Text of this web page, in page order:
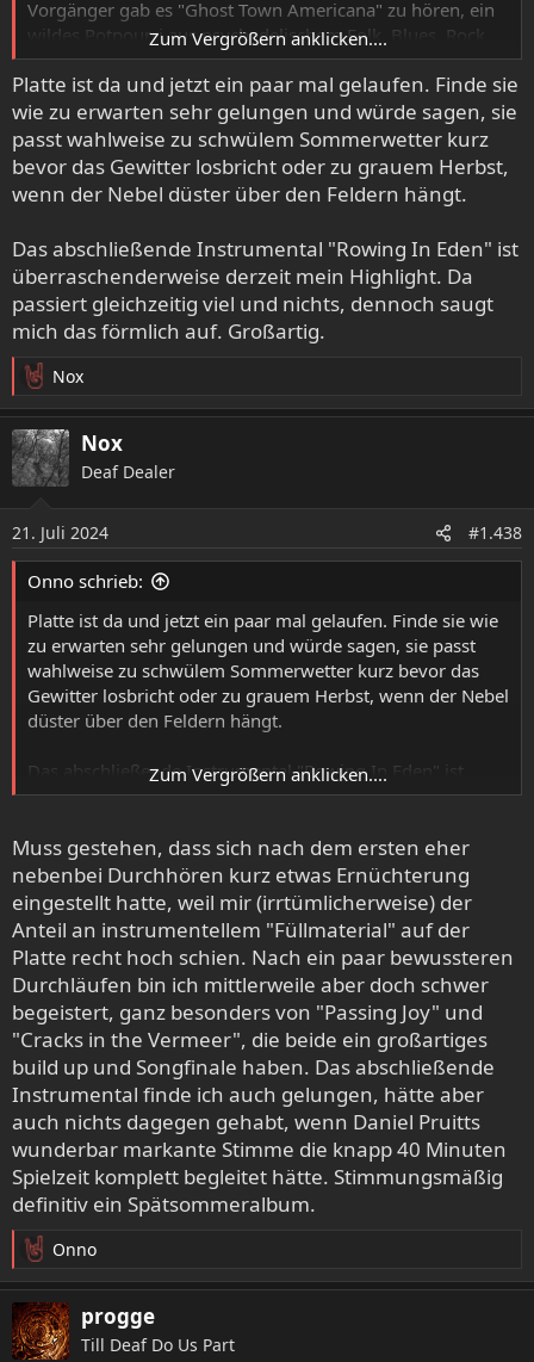
Vorgänger gab es "Ghost Town Americana" zu hören, ein
wildes Potpourri aus psychedelischem Folk, Blues, Rock,
einer Prise Drone und Alt-Country mit wunderbaren
Violinenparts und einer sehr starken Stimme. Nicht weit
weg von Künstlern wie David Eugene Edwards, Emma
Ruth Rundle, The Dead South oder eben auch Nick Cave &
Warren Ellis. Der Vorabsong macht jedenfalls schon Lust
auf mehr:
- YouTube
Auf YouTube findest du die angesagtesten Videos und
Tracks. Außerdem kannst du eigene Inhalte hochladen
und mit Freunden oder gleich der ganzen Welt teilen.
Bandcamp:
Holus Bolus, by Lord Buffalo
7 track album
Zum Vergrößern anklicken....
Platte ist da und jetzt ein paar mal gelaufen. Finde sie
wie zu erwarten sehr gelungen und würde sagen, sie
passt wahlweise zu schwülem Sommerwetter kurz
bevor das Gewitter losbricht oder zu grauem Herbst,
wenn der Nebel düster über den Feldern hängt.
Das abschließende Instrumental "Rowing In Eden" ist
überraschenderweise derzeit mein Highlight. Da
passiert gleichzeitig viel und nichts, dennoch saugt
mich das förmlich auf. Großartig.
R
e
a
k
t
n
e
n
Nox
Nox
Deaf Dealer
21. Juli 2024 #1.438
Onno schrieb:
Platte ist da und jetzt ein paar mal gelaufen. Finde sie wie
zu erwarten sehr gelungen und würde sagen, sie passt
wahlweise zu schwülem Sommerwetter kurz bevor das
Gewitter losbricht oder zu grauem Herbst, wenn der Nebel
düster über den Feldern hängt.
Das abschließende Instrumental "Rowing In Eden" ist
überraschenderweise derzeit mein Highlight. Da passiert
förmlich auf. Großartig.
Zum Vergrößern anklicken....
Muss gestehen, dass sich nach dem ersten eher
nebenbei Durchhören kurz etwas Ernüchterung
eingestellt hatte, weil mir (irrtümlicherweise) der
Anteil an instrumentellem "Füllmaterial" auf der
Platte recht hoch schien. Nach ein paar bewussteren
Durchläufen bin ich mittlerweile aber doch schwer
begeistert, ganz besonders von "Passing Joy" und
"Cracks in the Vermeer", die beide ein großartiges
build up und Songfinale haben. Das abschließende
Instrumental finde ich auch gelungen, hätte aber
auch nichts dagegen gehabt, wenn Daniel Pruitts
wunderbar markante Stimme die knapp 40 Minuten
Spielzeit komplett begleitet hätte. Stimmungsmäßig
definitiv ein Spätsommeralbum.
R
e
a
k
t
Onno
progge
Till Deaf Do Us Part